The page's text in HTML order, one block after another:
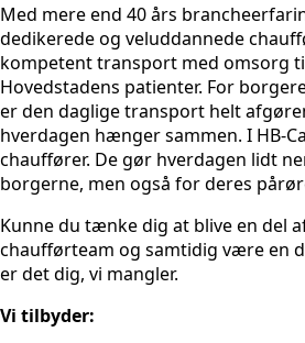
Med mere end 40 års
dedikerede og veluddannede
kompetent transport med omsorg
Hovedstadens patienter. For
er den daglige transport helt
hverdagen hænger sammen. I HB-
chauffører. De gør hverdagen lidt
borgerne, men også for deres
Kunne du tænke dig at blive en del
chaufførteam og samtidig være en
er det dig, vi mangler.
Vi tilbyder: